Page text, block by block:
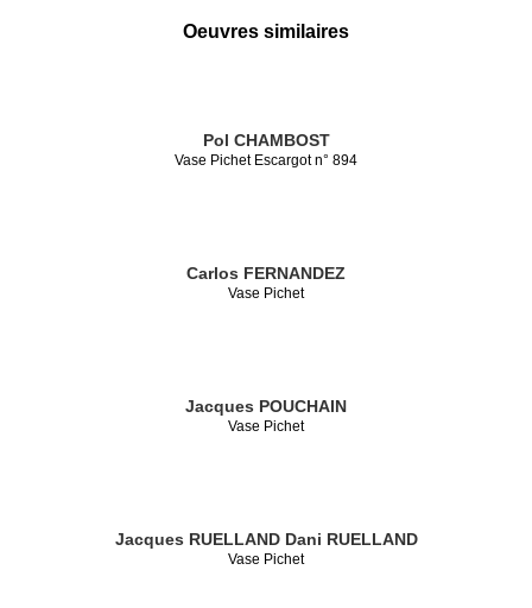
Oeuvres similaires
Pol CHAMBOST
Vase Pichet Escargot n° 894
Carlos FERNANDEZ
Vase Pichet
Jacques POUCHAIN
Vase Pichet
Jacques RUELLAND Dani RUELLAND
Vase Pichet